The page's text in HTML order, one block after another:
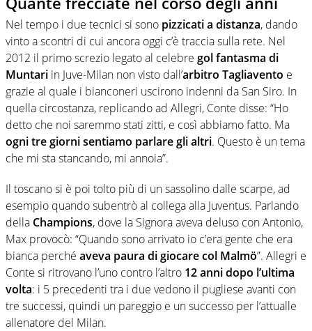
Nel tempo i due tecnici si sono pizzicati a distanza, dando
vinto a scontri di cui ancora oggi c’è traccia sulla rete. Nel
2012 il primo screzio legato al celebre gol fantasma di
Muntari in Juve-Milan non visto dall’arbitro Tagliavento e
grazie al quale i bianconeri uscirono indenni da San Siro. In
quella circostanza, replicando ad Allegri, Conte disse: “Ho
detto che noi saremmo stati zitti, e così abbiamo fatto. Ma
ogni tre giorni sentiamo parlare gli altri. Questo è un tema
che mi sta stancando, mi annoia”.
Il toscano si è poi tolto più di un sassolino dalle scarpe, ad
esempio quando subentrò al collega alla Juventus. Parlando
della Champions, dove la Signora aveva deluso con Antonio,
Max provocò: “Quando sono arrivato io c’era gente che era
bianca perché aveva paura di giocare col Malmö”. Allegri e
Conte si ritrovano l’uno contro l’altro 12 anni dopo l’ultima
volta: i 5 precedenti tra i due vedono il pugliese avanti con
tre successi, quindi un pareggio e un successo per l’attualle
allenatore del Milan.